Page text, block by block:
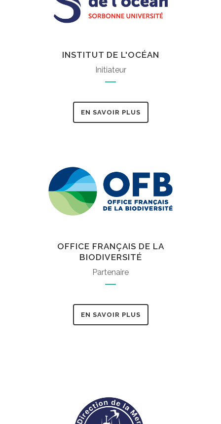
INSTITUT DE L'OCÉAN
Initiateur
EN SAVOIR PLUS
OFFICE FRANÇAIS DE LA
BIODIVERSITÉ
Partenaire
EN SAVOIR PLUS